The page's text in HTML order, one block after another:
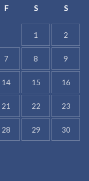
F S S
1 2
7 8 9
14 15 16
21 22 23
28 29 30